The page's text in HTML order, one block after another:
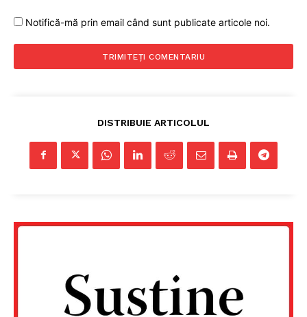
PRESShub
Despre noi / Echipa
Notifică-mă prin email când sunt publicate articole noi.
DISTRIBUIE ARTICOLUL